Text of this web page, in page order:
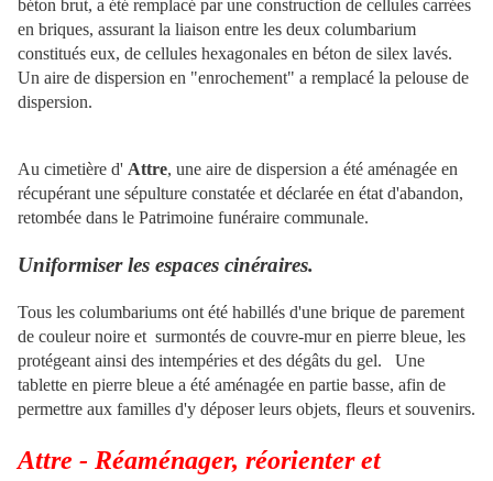
béton brut, a été remplacé par une construction de cellules carrées
en briques, assurant la liaison entre les deux columbarium
constitués eux, de cellules hexagonales en béton de silex lavés.
Un aire de dispersion en "enrochement" a remplacé la pelouse de
dispersion.
Au cimetière d' Attre, une aire de dispersion a été aménagée en
récupérant une sépulture constatée et déclarée en état d'abandon,
retombée dans le Patrimoine funéraire communale.
Uniformiser les espaces cinéraires.
Tous les columbariums ont été habillés d'une brique de parement
de couleur noire et surmontés de couvre-mur en pierre bleue, les
protégeant ainsi des intempéries et des dégâts du gel. Une
tablette en pierre bleue a été aménagée en partie basse, afin de
permettre aux familles d'y déposer leurs objets, fleurs et souvenirs.
Attre - Réaménager, réorienter et